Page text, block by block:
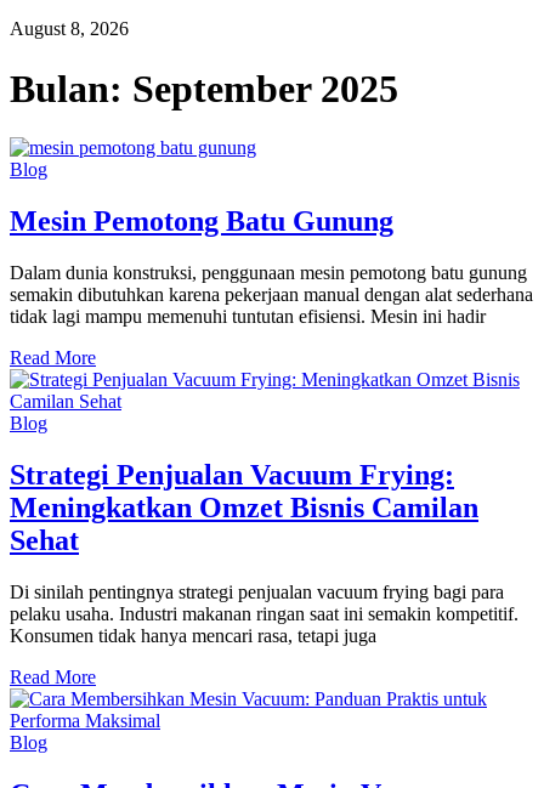
August 8, 2026
Bulan: September 2025
Blog
Mesin Pemotong Batu Gunung
Dalam dunia konstruksi, penggunaan mesin pemotong batu gunung
semakin dibutuhkan karena pekerjaan manual dengan alat sederhana
tidak lagi mampu memenuhi tuntutan efisiensi. Mesin ini hadir
Read More
Blog
Strategi Penjualan Vacuum Frying:
Meningkatkan Omzet Bisnis Camilan
Sehat
Di sinilah pentingnya strategi penjualan vacuum frying bagi para
pelaku usaha. Industri makanan ringan saat ini semakin kompetitif.
Konsumen tidak hanya mencari rasa, tetapi juga
Read More
Blog